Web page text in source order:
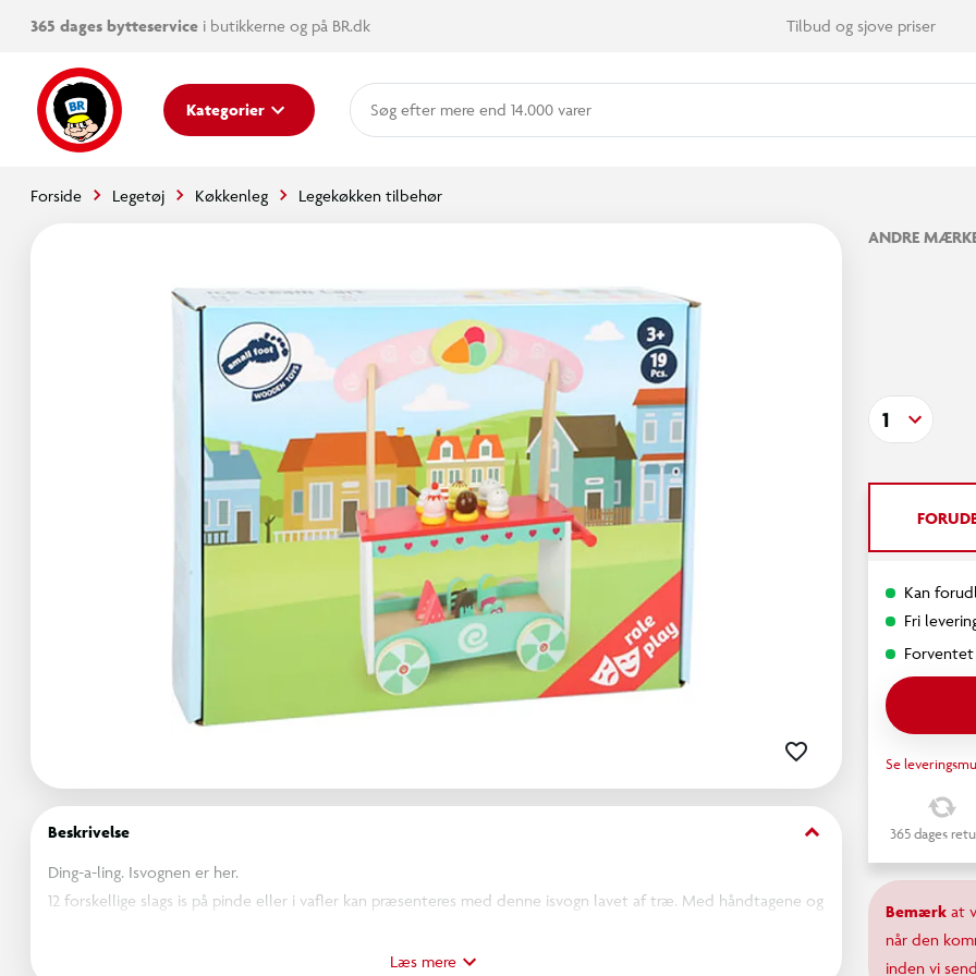
365 dages bytteservice i butikkerne og på BR.dk Tilbud og sjove priser
Kategorier mere end 14.000 varer
Forside Legetøj Køkkenleg Legekøkken tilbehør
Beskrivelse keyboard_arrow_down
Ding-a-ling. Isvognen er her.
12 forskellige slags is på pinde eller i vafler kan præsenteres med denne isvogn lavet af træ. Med håndtagene og
Læs mere
ANDRE
1
Kan
Fri
Forventet
Se
365 dages
Bemærk at
når den
inden vi